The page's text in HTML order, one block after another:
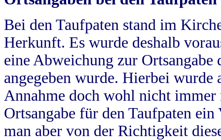
Bei den Taufpaten stand im
Herkunft. Es wurde deshalb
eine Abweichung zur
angegeben wurde. Hierbei wurde
Annahme doch wohl nicht
Ortsangabe für den Taufpaten
man aber von der Richtigkeit